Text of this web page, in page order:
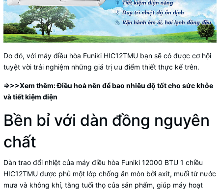
Do đó, với máy điều hòa Funiki HIC12TMU bạn sẽ có được cơ hội
tuyệt vời trải nghiệm những giá trị ưu điểm thiết thực kể trên.
=>>>Xem thêm:Điều hoà nên để bao nhiêu độ tốt cho sức khỏe
và tiết kiệm điện
Bền bỉ với dàn đồng nguyên
chất
Dàn trao đổi nhiệt của máy điều hòa Funiki 12000 BTU 1 chiều
HIC12TMU được phủ một lớp chống ăn mòn bởi axit, muối từ nước
mưa và không khí, tăng tuổi thọ của sản phẩm, giúp máy hoạt